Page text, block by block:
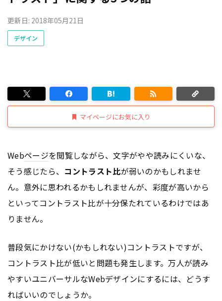
更新日: 2018年05月21日
デザイン
マイページにお気に入り
Webページを閲覧しながら、文字がやや読みにくいな、
そう感じたら、 コントラスト比が弱いのかもしれませ
ん。意外に思われるかもしれませんが、彩度が高いから
といってコントラスト比が十分保たれているわけではあ
りません。
普段気にかけない(かもしれない)コントラストですが、
コントラスト比が低いと問題も発生します。万人が読み
やすいユニバーサルなWebデザインにするには、どうす
ればいいのでしょうか。